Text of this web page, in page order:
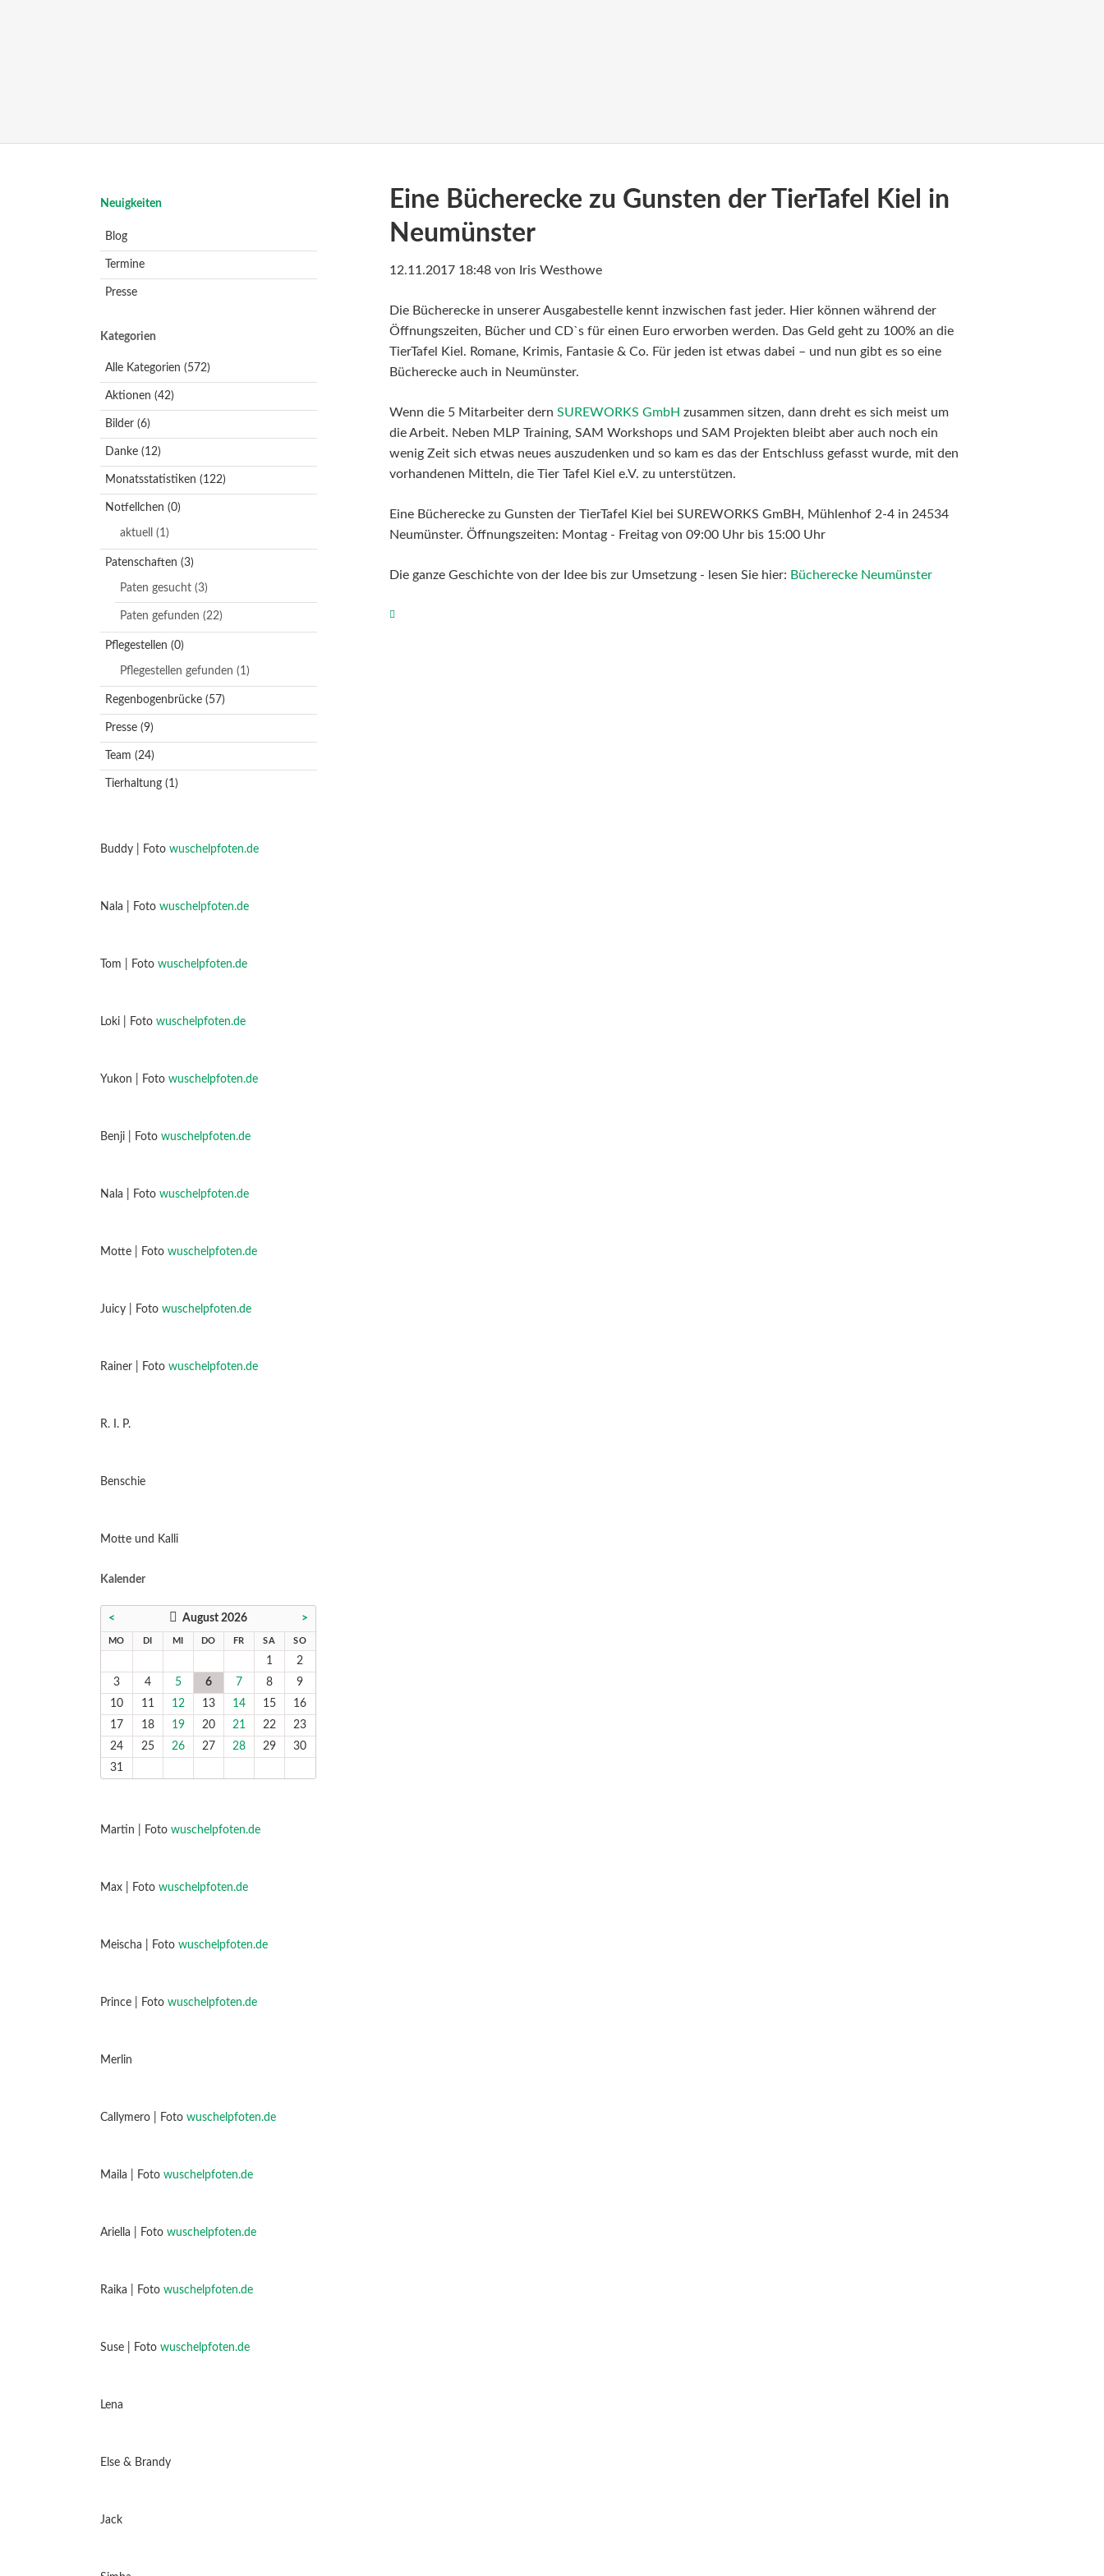
Eine Bücherecke zu Gunsten der TierTafel Kiel in
Neumünster
12.11.2017 18:48 von Iris Westhowe
Die Bücherecke in unserer Ausgabestelle kennt inzwischen fast jeder. Hier können während der
Öffnungszeiten, Bücher und CD`s für einen Euro erworben werden. Das Geld geht zu 100% an die
TierTafel Kiel. Romane, Krimis, Fantasie & Co. Für jeden ist etwas dabei – und nun gibt es so eine
Bücherecke auch in Neumünster.
Wenn die 5 Mitarbeiter dern SUREWORKS GmbH zusammen sitzen, dann dreht es sich meist um
die Arbeit. Neben MLP Training, SAM Workshops und SAM Projekten bleibt aber auch noch ein
wenig Zeit sich etwas neues auszudenken und so kam es das der Entschluss gefasst wurde, mit den
vorhandenen Mitteln, die Tier Tafel Kiel e.V. zu unterstützen.
Eine Bücherecke zu Gunsten der TierTafel Kiel bei SUREWORKS GmBH, Mühlenhof 2-4 in 24534
Neumünster. Öffnungszeiten: Montag - Freitag von 09:00 Uhr bis 15:00 Uhr
Die ganze Geschichte von der Idee bis zur Umsetzung - lesen Sie hier: Bücherecke Neumünster
Navigation
Neuigkeiten
Blog
Termine
Presse
Kategorien
Alle Kategorien (572)
Aktionen (42)
Bilder (6)
Danke (12)
Monatsstatistiken (122)
Notfellchen (0)
aktuell (1)
Patenschaften (3)
Paten gesucht (3)
Paten gefunden (22)
Pflegestellen (0)
Pflegestellen gefunden (1)
Regenbogenbrücke (57)
Presse (9)
Team (24)
Tierhaltung (1)
Buddy | Foto wuschelpfoten.de
Nala | Foto wuschelpfoten.de
Tom | Foto wuschelpfoten.de
Loki | Foto wuschelpfoten.de
Yukon | Foto wuschelpfoten.de
Benji | Foto wuschelpfoten.de
Nala | Foto wuschelpfoten.de
Motte | Foto wuschelpfoten.de
Juicy | Foto wuschelpfoten.de
Rainer | Foto wuschelpfoten.de
R. I. P.
Benschie
Motte und Kalli
Kalender
< August 2026 >
MO NTAGDI ENSTAG
MI TTWOCH
DO NNERSTAG
FR EITAG
SA MSTAG
SONNTAG
1
2
3
4 5 6 7 8
9
10
11 12 13 14 15
16
17
18 19 20 21 22
23
24
25 26 27 28 29
30
31
Martin | Foto wuschelpfoten.de
Max | Foto wuschelpfoten.de
Meischa | Foto wuschelpfoten.de
Prince | Foto wuschelpfoten.de
Merlin
Callymero | Foto wuschelpfoten.de
Maila | Foto wuschelpfoten.de
Ariella | Foto wuschelpfoten.de
Raika | Foto wuschelpfoten.de
Suse | Foto wuschelpfoten.de
Lena
Else & Brandy
Jack